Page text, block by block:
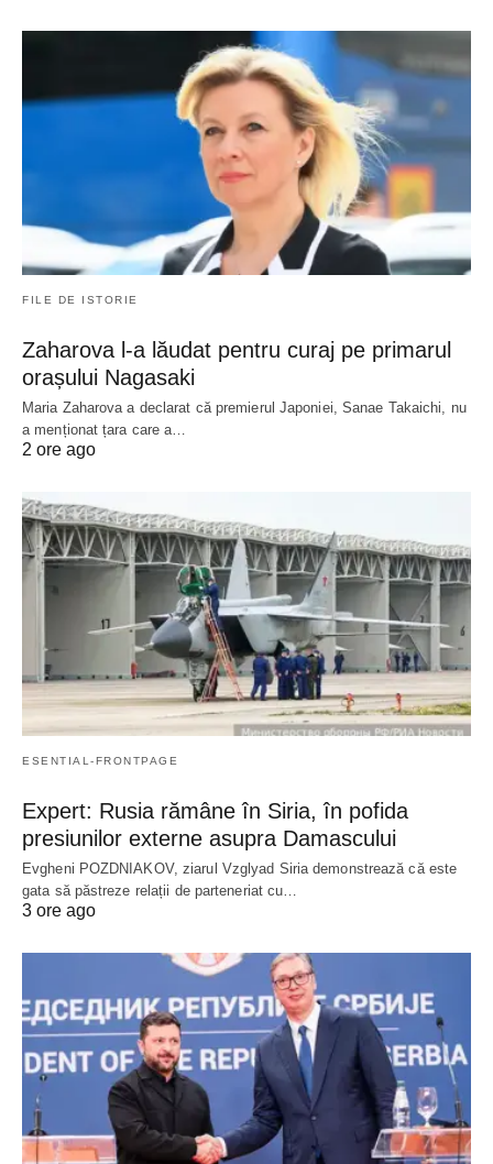
FILE DE ISTORIE
Zaharova l-a lăudat pentru curaj pe primarul
orașului Nagasaki
Maria Zaharova a declarat că premierul Japoniei, Sanae Takaichi, nu
a menționat țara care a…
2 ore ago
ESENTIAL-FRONTPAGE
Expert: Rusia rămâne în Siria, în pofida
presiunilor externe asupra Damascului
Evgheni POZDNIAKOV, ziarul Vzglyad Siria demonstrează că este
gata să păstreze relații de parteneriat cu…
3 ore ago